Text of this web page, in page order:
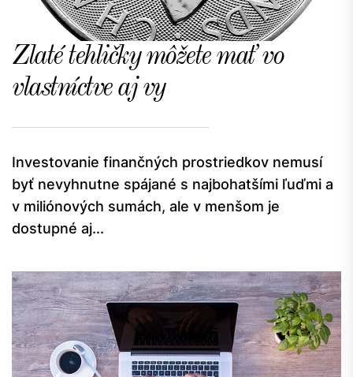
Zlaté tehličky môžete mať vo
vlastníctve aj vy
Investovanie finančných prostriedkov nemusí
byť nevyhnutne spájané s najbohatšími ľuďmi a
v miliónových sumách, ale v menšom je
dostupné aj...